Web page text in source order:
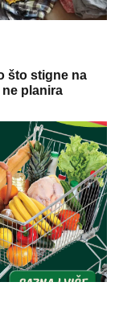
što stigne na
planira